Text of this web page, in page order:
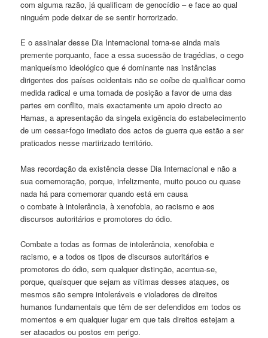
com alguma razão, já qualificam de genocídio – e face ao qual
ninguém pode deixar de se sentir horrorizado.
E o assinalar desse Dia Internacional torna-se ainda mais
premente porquanto, face a essa sucessão de tragédias, o cego
maniqueísmo ideológico que é dominante nas instâncias
dirigentes dos países ocidentais não se coíbe de qualificar como
medida radical e uma tomada de posição a favor de uma das
partes em conflito, mais exactamente um apoio directo ao
Hamas, a apresentação da singela exigência do estabelecimento
de um cessar-fogo imediato dos actos de guerra que estão a ser
praticados nesse martirizado território.
Mas recordação da existência desse Dia Internacional e não a
sua comemoração, porque, infelizmente, muito pouco ou quase
nada há para comemorar quando está em causa
o combate à intolerância, à xenofobia, ao racismo e aos
discursos autoritários e promotores do ódio.
Combate a todas as formas de intolerância, xenofobia e
racismo, e a todos os tipos de discursos autoritários e
promotores do ódio, sem qualquer distinção, acentua-se,
porque, quaisquer que sejam as vítimas desses ataques, os
mesmos são sempre intoleráveis e violadores de direitos
humanos fundamentais que têm de ser defendidos em todos os
momentos e em qualquer lugar em que tais direitos estejam a
ser atacados ou postos em perigo.